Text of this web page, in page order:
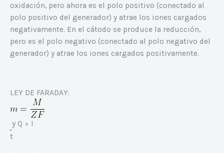
oxidación, pero ahora es el polo positivo (conectado al
polo positivo del generador) y atrae los iones cargados
negativamente. En el cátodo se produce la reducción,
pero es el polo negativo (conectado al polo negativo del
generador) y atrae los iones cargados positivamente.
LEY DE FARADAY:
y Q = I
t